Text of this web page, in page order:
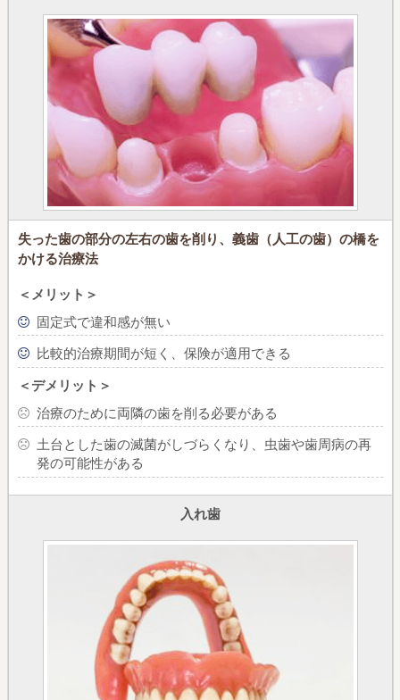
失った歯の部分の左右の歯を削り、 義歯（人工の歯）の橋を
かける治療法
＜メリット＞
固定式で違和感が無い
比較的治療期間が短く、保険が適用できる
＜デメリット＞
治療のために両隣の歯を削る必要がある
土台とした歯の滅菌がしづらくなり、 虫歯や歯周病の再
発の可能性がある
入れ歯